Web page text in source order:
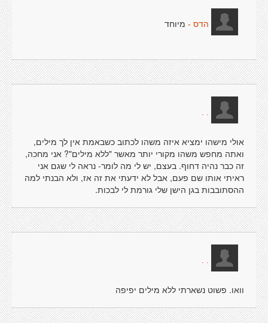
הדס - מיוחד
אולי מישהו ימציא איזה משהו לכתוב כשבאמת אין לך מילים,
ואתה מחפש משהו מקורי יותר מאשר "ללא מילים"? אני מחכה,
זה כבר נהיה דחוף. בעצם, יש לי מה לומר- נראה לי שגם אני
ראיתי אותו שם פעם, אבל לא ידעתי את זה אז, ולא הבנתי למה
ההסתובבות בגן הישן שלי גורמת לי לבכות.
וואו. פשוט נשארתי ללא מילים יפיפה